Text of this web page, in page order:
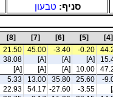
סניף: טבעון
[4]
[5]
[6]
[7]
[8]
-0.20
-3.40
45.00
21.50
[A]
[A]
[A]
38.08
10.00
[A]
[A]
[A]
-
25.60
35.80
13.00
5.33
-3.55
-27.60
54.17
22.93